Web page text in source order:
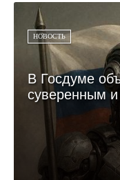
НОВОСТЬ
В Госдуме
суверенным